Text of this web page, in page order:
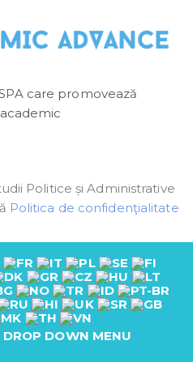
care promovează
Politice și Administrative
Politica de confidenţialitate